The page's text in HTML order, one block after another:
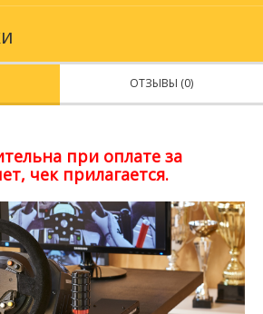
ОТЗЫВЫ (0)
при оплате за
чек прилагается.